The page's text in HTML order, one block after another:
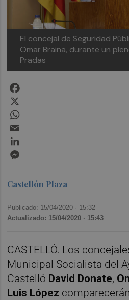
El concejal de Seguridad
Omar Braina, durante un
Pradas
Castellón Plaza
Publicado: 15/04/2020 · 15:32
Actualizado: 15/04/2020 · 15:43
CASTELLÓ. Los
Municipal Socialista del
Castelló David Donate,
Luis López